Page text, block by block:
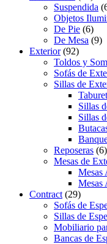
Suspendida
Objetos
De Pie (6)
De Mesa (9)
Exterior(92)
Toldos y
Sofás de
Sillas de
Sillas
Sillas
Reposeras (6)
Mesas de
Mesas
Mesas
Contract (29)
Sofás de
Sillas de
Mobiliario
Bancas de